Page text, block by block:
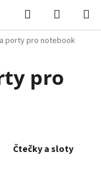
Hledat
KOŠÍK
porty pro notebook
pro
Čtečky a sloty